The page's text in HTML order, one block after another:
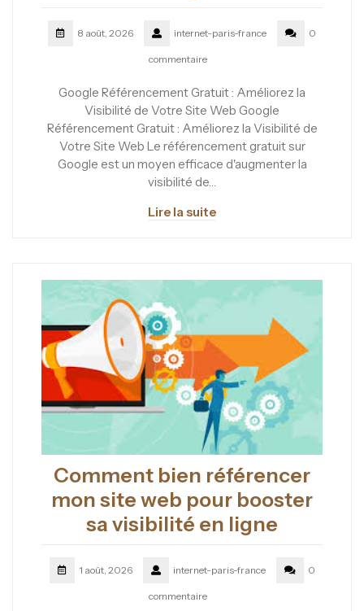
8 août, 2026 internet-paris-france 0
commentaire
Google Référencement Gratuit : Améliorez la
Visibilité de Votre Site Web Google
Référencement Gratuit : Améliorez la Visibilité de
Votre Site Web Le référencement gratuit sur
Google est un moyen efficace d'augmenter la
visibilité de…
Lire la suite
Comment bien référencer
mon site web pour booster
sa visibilité en ligne
1 août, 2026 internet-paris-france 0
commentaire